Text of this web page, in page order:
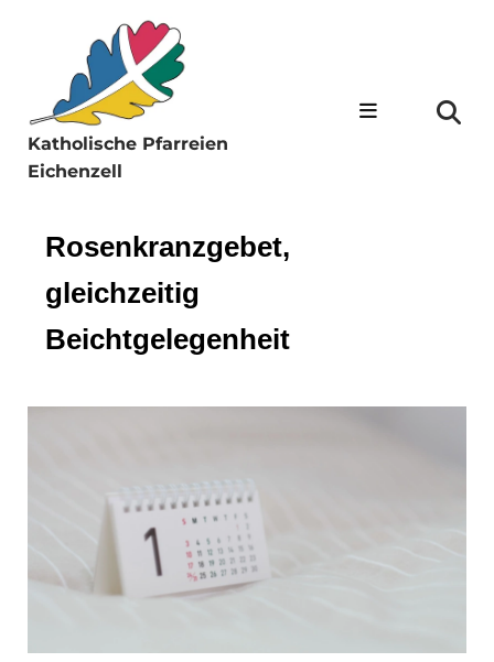
Katholische Pfarreien
Eichenzell
Rosenkranzgebet,
gleichzeitig
Beichtgelegenheit